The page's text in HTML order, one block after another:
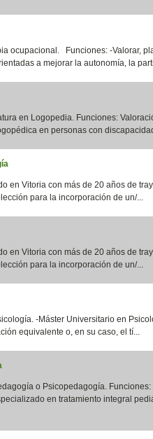
ocupacional. Funciones: -Valorar,
a mejorar la autonomía, la
en Logopedia. Funciones:
en personas con
en Vitoria con más de 20 años de
para la incorporación de un/...
en Vitoria con más de 20 años de
para la incorporación de un/...
-Máster Universitario en
equivalente o, en su caso, el tí...
o Psicopedagogía. Funciones:
en tratamiento integral